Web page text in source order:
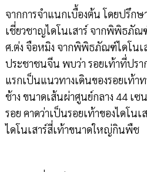
จากการจำแนกเบื้องต้น โดยปรึก
เชี่ยวชาญไดโนเสาร์ จากพิพิธภั
ศ.ต่ง จือหมิง จากพิพิธภัณฑ์ไดโนเ
ประชาชนจีน พบว่า รอยเท้าที่ป
แรกเป็นแนวทางเดินของรอยเท้า
ช้าง ขนาดเส้นผ่าศูนย์กลาง 44 เซ
รอย คาดว่าเป็นรอยเท้าของไดโน
ไดโนเสาร์สี่เท้าขนาดใหญ่กินพืช